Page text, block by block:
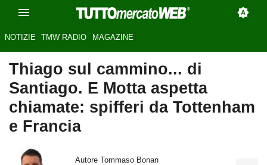
NOTIZIE TMW RADIO MAGAZINE
Thiago sul cammino... di
Santiago. E Motta aspetta
chiamate: spifferi da Tottenham
e Francia
Autore
Tommaso Bonan